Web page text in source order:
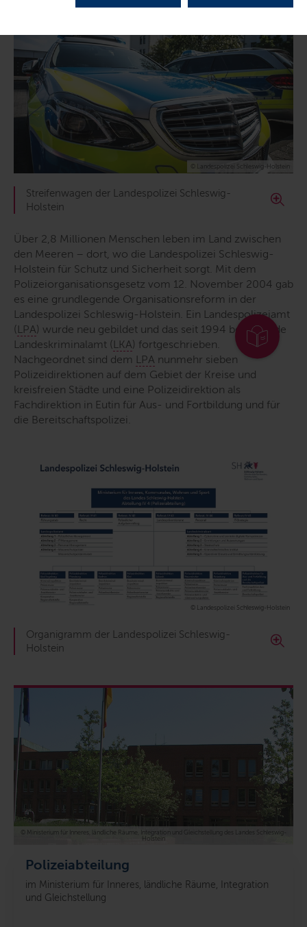
© Landespolizei Schleswig-Holstein
Streifenwagen der Landespolizei Schleswig-
Holstein
Über 2,8 Millionen Menschen leben im Land zwischen
den Meeren – dort, wo die Landespolizei Schleswig-
Holstein für Schutz und Sicherheit sorgt. Mit dem
Polizeiorganisationsgesetz vom 12. November 2004 gab
es eine grundlegende Organisationsreform in der
Landespolizei Schleswig-Holstein. Ein Landespolizeiamt
(LPA) wurde neu gebildet und das seit 1994 bestehende
Landeskriminalamt (LKA) fortgeschrieben.
Nachgeordnet sind dem LPA nunmehr sieben
Polizeidirektionen auf dem Gebiet der Kreise und
kreisfreien Städte und eine Polizeidirektion als
Fachdirektion in Eutin für Aus- und Fortbildung und für
die Bereitschaftspolizei.
© Landespolizei Schleswig-Holstein
Organigramm der Landespolizei Schleswig-
Holstein
Polizeiabteilung
im Ministerium für Inneres, ländliche Räume, Integration
und Gleichstellung
© Ministerium für Inneres, ländliche Räume, Integration und Gleichstellung des Landes Schleswig-
Holstein